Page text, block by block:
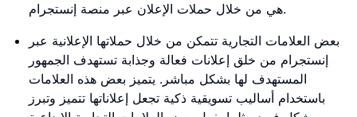
هي من خلال حملات الإعلان عبر منصة إنستجرام.
بعض العلامات التجارية تتمكن من خلال حملاتها الإعلانية عبر
إنستجرام من خلق إعلانات فعالة وجذابة تستهدف الجمهور
المستهدف لها بشكل مباشر. يتميز بعض هذه العلامات
باستخدام أساليب تسويقية ذكية تجعل إعلاناتها تتميز وتبرز